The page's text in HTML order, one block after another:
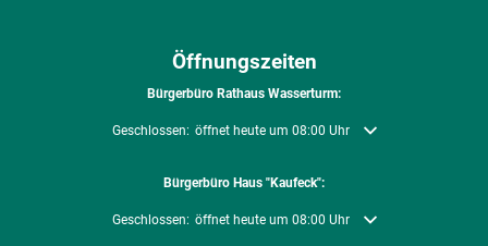
Öffnungszeiten
Bürgerbüro Rathaus Wasserturm:
Klicken, um weitere Öffnungs- oder Schließzeiten auszublenden
Geschlossen: öffnet heute um 08:00 Uhr
Bürgerbüro Haus "Kaufeck":
Klicken, um weitere Öffnungs- oder Schließzeiten auszublenden
Geschlossen: öffnet heute um 08:00 Uhr